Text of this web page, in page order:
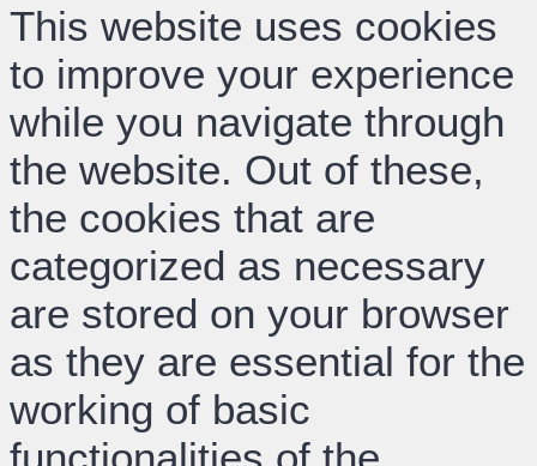
This website uses cookies
to improve your experience
while you navigate through
the website. Out of these,
the cookies that are
categorized as necessary
are stored on your browser
as they are essential for the
working of basic